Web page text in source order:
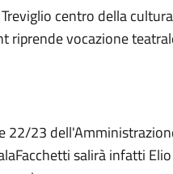
centro della
riprende vocazione
22/23
salirà infatti